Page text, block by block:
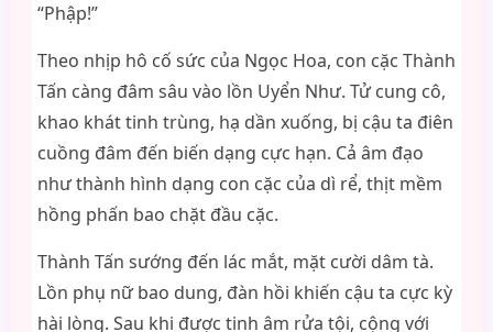
“Phập!”
Theo nhịp hô cố sức của Ngọc Hoa, con cặc Thành
Tấn càng đâm sâu vào lồn Uyển Như. Tử cung cô,
khao khát tinh trùng, hạ dần xuống, bị cậu ta điên
cuồng đâm đến biến dạng cực hạn. Cả âm đạo
như thành hình dạng con cặc của dì rể, thịt mềm
hồng phấn bao chặt đầu cặc.
Thành Tấn sướng đến lác mắt, mặt cười dâm tà.
Lồn phụ nữ bao dung, đàn hồi khiến cậu ta cực kỳ
hài lòng. Sau khi được tinh âm rửa tội, cộng với